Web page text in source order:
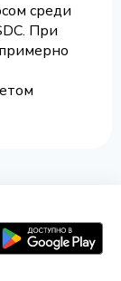
среди
При